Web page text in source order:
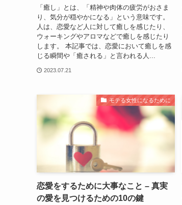
「癒し」とは、「精神や肉体の疲労がおさま
り、気分が穏やかになる」という意味です。
人は、恋愛など人に対して癒しを感じたり、
ウォーキングやアロマなどで癒しを感じたり
します。 本記事では、恋愛において癒しを感
じる瞬間や「癒される」と言われる人...
2023.07.21
モテる女性になるために
恋愛をするために大事なこと – 真実
の愛を見つけるための10の鍵